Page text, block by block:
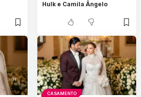
Hulk e Camila Ângelo
CASAMENTO